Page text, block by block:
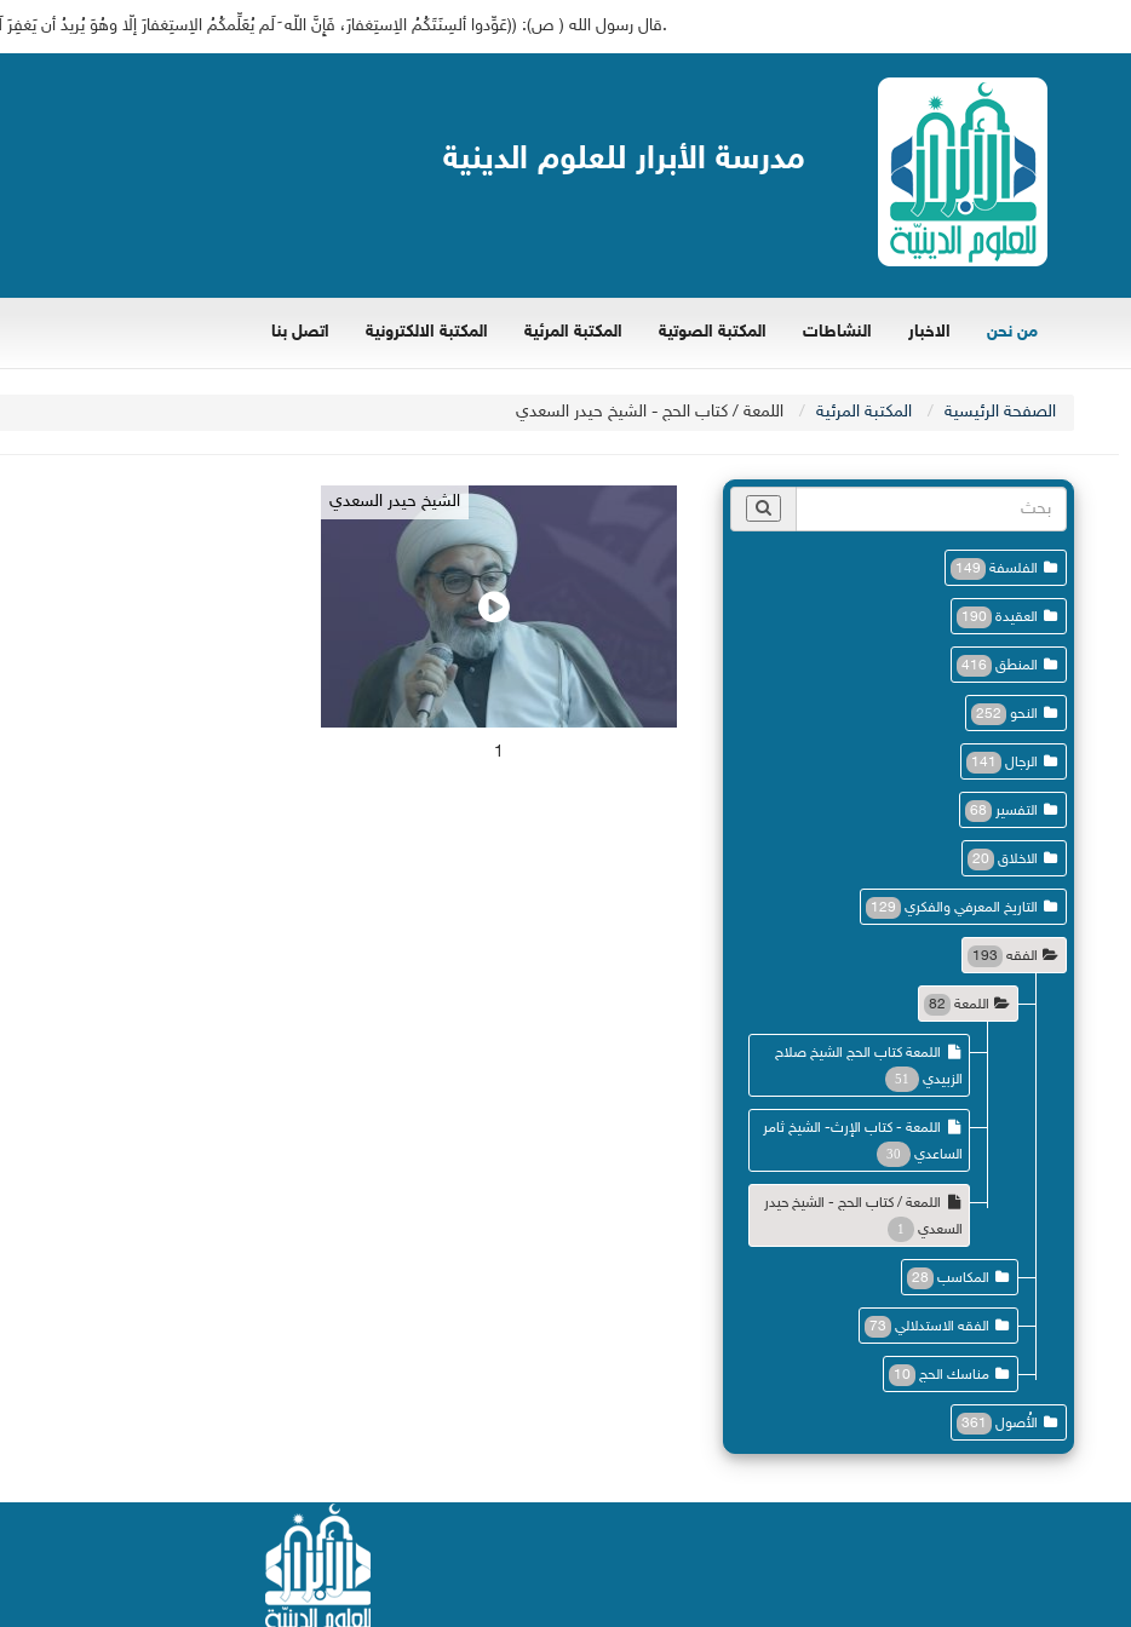
قال رسول الله ( ص): ((عَوِّدوا ألسِنَتَكُمُ الاِستِغفارَ، فَإِنَّ اللّه َ لَم يُعَلِّمكُمُ الاِستِغفارَ إلّا وهُوَ يُريدُ أن يَغفِرَ لَكُم)).
مدرسة الأبرار للعلوم الدينية
من نحن الاخبار النشاطات المكتبة الصوتية المكتبة المرئية المكتبة الالكترونية اتصل بنا
الصفحة الرئيسية المكتبة المرئية اللمعة / كتاب الحج - الشيخ حيدر السعدي
الفلسفة 149
العقيدة 190
المنطق 416
النحو 252
الرجال 141
التفسير 68
الاخلاق 20
التاريخ المعرفي والفكري 129
الفقه 193
اللمعة 82
اللمعة كتاب الحج الشيخ صلاح
الزبيدي
51
اللمعة - كتاب الإرث- الشيخ ثامر
الساعدي
30
اللمعة / كتاب الحج - الشيخ حيدر
السعدي
1
المكاسب 28
الفقه الاستدلالي 73
مناسك الحج 10
الأُصول 361
الشيخ حيدر السعدي
1